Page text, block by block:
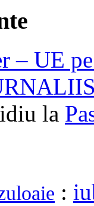
– UE
la
: